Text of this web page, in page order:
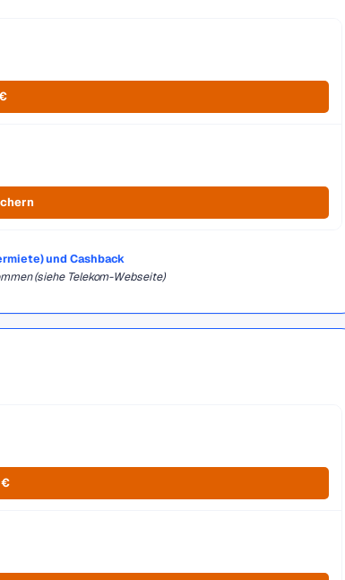
und Cashback
(siehe Telekom-Webseite)
€